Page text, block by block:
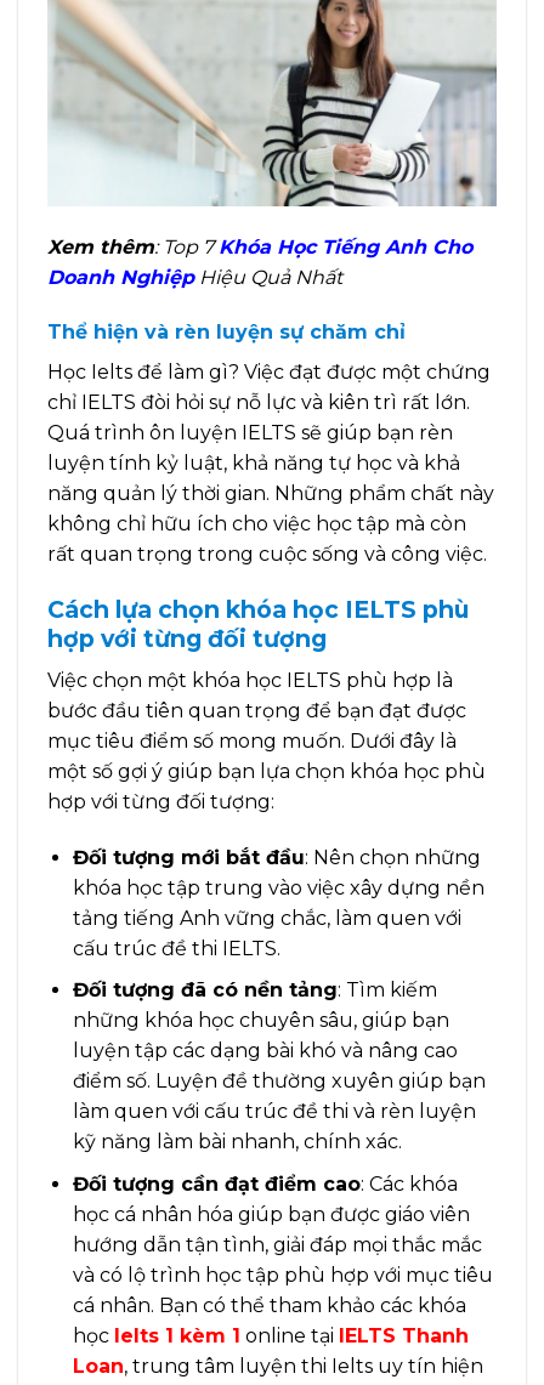
Xem thêm: Top 7Khóa Học Tiếng Anh Cho
Doanh NghiệpHiệu Quả Nhất
Thể hiện và rèn luyện sự chăm chỉ
Học Ielts để làm gì? Việc đạt được một chứng
chỉ IELTS đòi hỏi sự nỗ lực và kiên trì rất lớn.
Quá trình ôn luyện IELTS sẽ giúp bạn rèn
luyện tính kỷ luật, khả năng tự học và khả
năng quản lý thời gian. Những phẩm chất này
không chỉ hữu ích cho việc học tập mà còn
rất quan trọng trong cuộc sống và công việc.
Cách lựa chọn khóa học IELTS phù
hợp với từng đối tượng
Việc chọn một khóa học IELTS phù hợp là
bước đầu tiên quan trọng để bạn đạt được
mục tiêu điểm số mong muốn. Dưới đây là
một số gợi ý giúp bạn lựa chọn khóa học phù
hợp với từng đối tượng:
Đối tượng mới bắt đầu: Nên chọn những
khóa học tập trung vào việc xây dựng nền
tảng tiếng Anh vững chắc, làm quen với
cấu trúc đề thi IELTS.
Đối tượng đã có nền tảng: Tìm kiếm
những khóa học chuyên sâu, giúp bạn
luyện tập các dạng bài khó và nâng cao
điểm số. Luyện đề thường xuyên giúp bạn
làm quen với cấu trúc đề thi và rèn luyện
kỹ năng làm bài nhanh, chính xác.
Đối tượng cần đạt điểm cao: Các khóa
học cá nhân hóa giúp bạn được giáo viên
hướng dẫn tận tình, giải đáp mọi thắc mắc
và có lộ trình học tập phù hợp với mục tiêu
cá nhân. Bạn có thể tham khảo các khóa
học Ielts 1 kèm 1 online tại IELTS Thanh
Loan, trung tâm luyện thi Ielts uy tín hiện